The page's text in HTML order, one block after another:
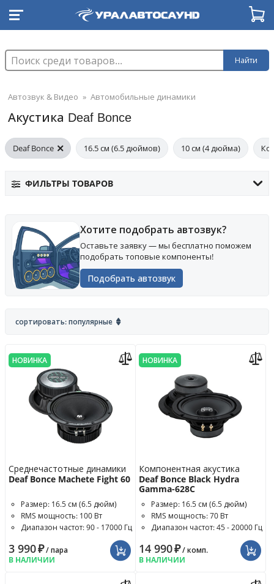
Найти
Автозвук & Видео » Автомобильные динамики
Акустика Deaf Bonce
Deaf Bonce 16.5 см (6.5 дюймов) 10 см (4 дюйма)
ФИЛЬТРЫ ТОВАРОВ
Хотите подобрать автозвук?
Оставьте заявку — мы бесплатно поможем
подобрать топовые компоненты!
Подобрать автозвук
сортировать: популярные
НОВИНКА
Среднечастотные динамики
Deaf Bonce Machete Fight 60
Размер: 16.5 см (6.5 дюйм)
RMS мощность: 100 Вт
Диапазон частот: 90 - 17000 Гц
3 990₽/ пара
В НАЛИЧИИ
НОВИНКА
Компонентная акустика
Deaf Bonce Black Hydra
Gamma-628C
Размер: 16.5 см (6.5 дюйм)
RMS мощность: 70 Вт
Диапазон частот: 45 - 20000 Гц
14 990₽/ комп.
В НАЛИЧИИ